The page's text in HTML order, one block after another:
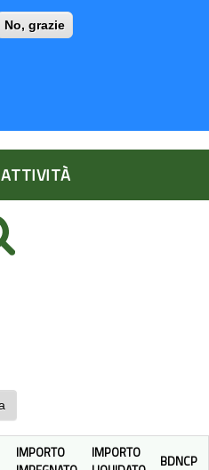
No, grazie
ATTIVITÀ
IMPORTO
IMPORTO
BDNCP